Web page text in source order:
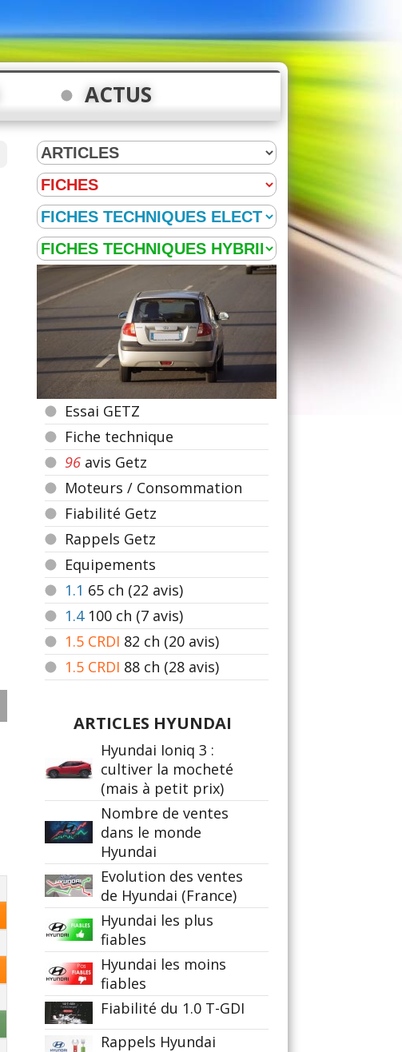
ACTUS
Essai GETZ
Fiche technique
96 avis Getz
Moteurs / Consommation
Fiabilité Getz
Rappels Getz
Equipements
1.1 65 ch (22 avis)
1.4100 ch (7 avis)
1.5 CRDI 82 ch (20 avis)
1.5 CRDI 88 ch (28 avis)
ARTICLES HYUNDAI
Hyundai Ioniq 3 :
cultiver la mocheté
(mais à petit prix)
Nombre de ventes
dans le monde
Hyundai
Evolution des ventes
de Hyundai (France)
Hyundai les plus
fiables
Hyundai les moins
fiables
Fiabilité du 1.0 T-GDI
Rappels Hyundai